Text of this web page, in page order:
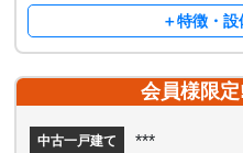
＋特徴・
会員様限
中古一戸建て ***